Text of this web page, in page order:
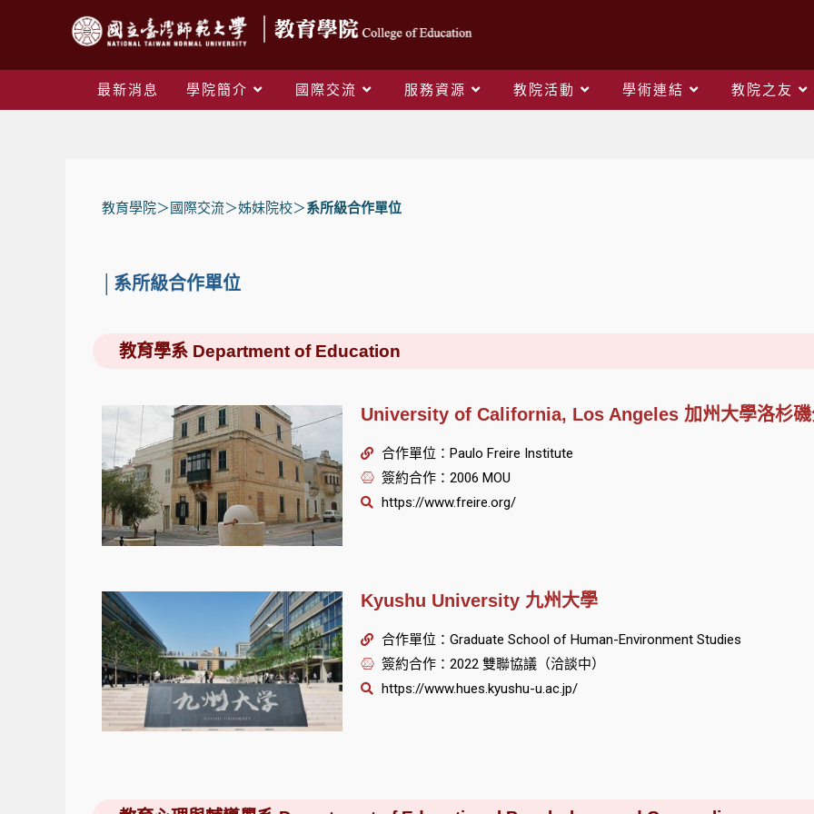
最新消息 學院簡介 國際交流 服務資源 教院活動 學術連結
教院之友
教育學院＞國際交流＞姊妹院校＞系所級合作單位
│系所級合作單位
教育學系 Department of Education
University of California, Los Angeles 加州大學洛杉磯
合作單位：Paulo Freire Institute
簽約合作：2006 MOU
https://www.freire.org/
Kyushu University 九州大學
合作單位：Graduate School of Human-Environment Studies
簽約合作：2022 雙聯協議（洽談中）
https://www.hues.kyushu-u.ac.jp/